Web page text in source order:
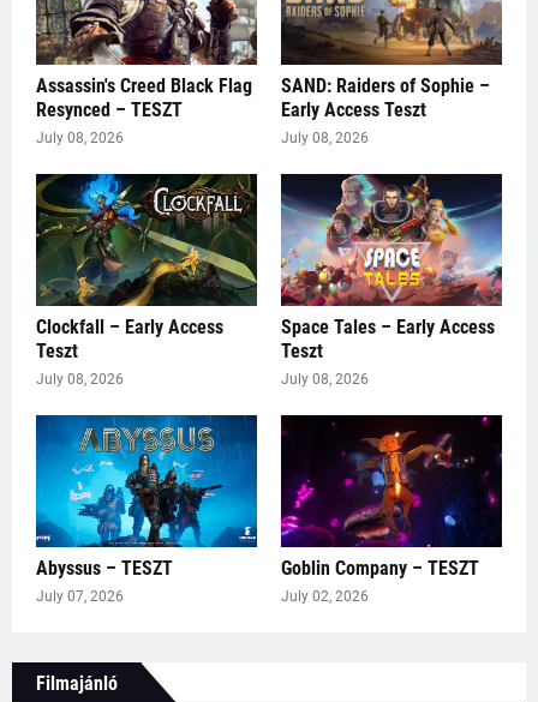
Assassin's Creed Black Flag
Resynced – TESZT
July 08, 2026
SAND: Raiders of Sophie –
Early Access Teszt
July 08, 2026
Clockfall – Early Access
Teszt
July 08, 2026
Space Tales – Early Access
Teszt
July 08, 2026
Abyssus – TESZT
July 07, 2026
Goblin Company – TESZT
July 02, 2026
Filmajánló